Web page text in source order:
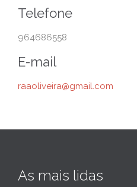
Telefone
964686558
E-mail
raaoliveira@gmail.com
As mais lidas